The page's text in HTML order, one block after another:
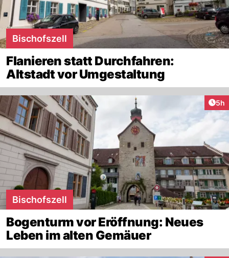
Bischofszell
Flanieren statt Durchfahren:
Altstadt vor Umgestaltung
5h
Bischofszell
Bogenturm vor Eröffnung: Neues
Leben im alten Gemäuer